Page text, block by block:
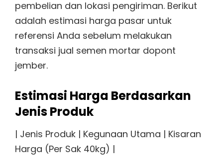
pembelian dan lokasi pengiriman. Berikut
adalah estimasi harga pasar untuk
referensi Anda sebelum melakukan
transaksi jual semen mortar dopont
jember.
Estimasi Harga Berdasarkan
Jenis Produk
| Jenis Produk | Kegunaan Utama | Kisaran
Harga (Per Sak 40kg) |